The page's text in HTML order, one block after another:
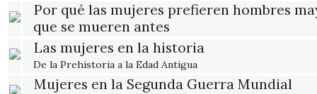
Por qué las mujeres prefieren hombres
que se mueren antes
Las mujeres en la historia
De la Prehistoria a la Edad Antigua
Mujeres en la Segunda Guerra Mundial